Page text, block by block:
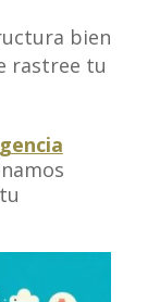
bien
rastree tu